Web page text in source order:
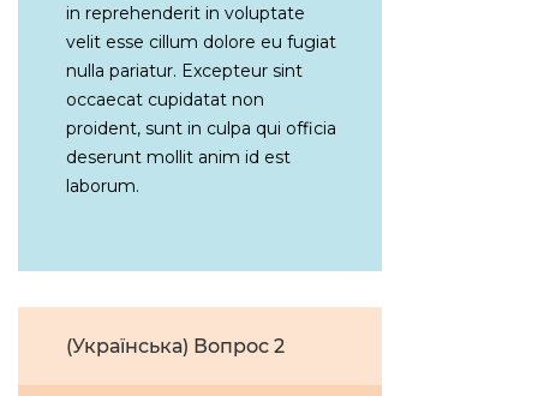
in reprehenderit in voluptate
velit esse cillum dolore eu fugiat
nulla pariatur. Excepteur sint
occaecat cupidatat non
proident, sunt in culpa qui officia
deserunt mollit anim id est
laborum.
(Українська) Вопрос 2